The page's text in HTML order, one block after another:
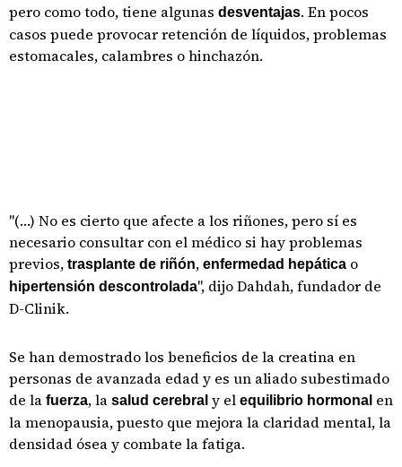
pero como todo, tiene algunas desventajas. En pocos
casos puede provocar retención de líquidos, problemas
estomacales, calambres o hinchazón.
"(…) No es cierto que afecte a los riñones, pero sí es
necesario consultar con el médico si hay problemas
previos, trasplante de riñón, enfermedad hepática o
hipertensión descontrolada", dijo Dahdah, fundador de
D-Clinik.
Se han demostrado los beneficios de la creatina en
personas de avanzada edad y es un aliado subestimado
de la fuerza, la salud cerebral y el equilibrio hormonal en
la menopausia, puesto que mejora la claridad mental, la
densidad ósea y combate la fatiga.